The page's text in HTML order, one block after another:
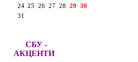
24 25 26 27 28 29 30
31
СБУ -
АКЦЕНТИ